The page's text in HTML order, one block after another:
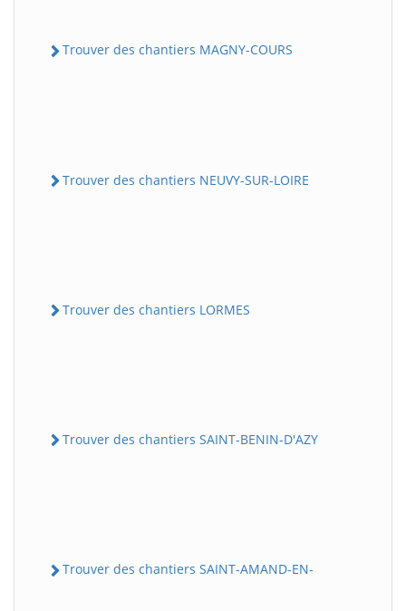
Trouver des chantiers MAGNY-COURS
Trouver des chantiers NEUVY-SUR-LOIRE
Trouver des chantiers LORMES
Trouver des chantiers SAINT-BENIN-D'AZY
Trouver des chantiers SAINT-AMAND-EN-